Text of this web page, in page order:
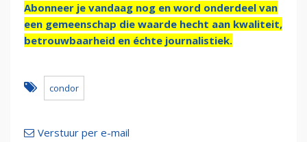
Abonneer je vandaag nog en word onderdeel van
een gemeenschap die waarde hecht aan kwaliteit,
betrouwbaarheid en échte journalistiek.
condor
Verstuur per e-mail